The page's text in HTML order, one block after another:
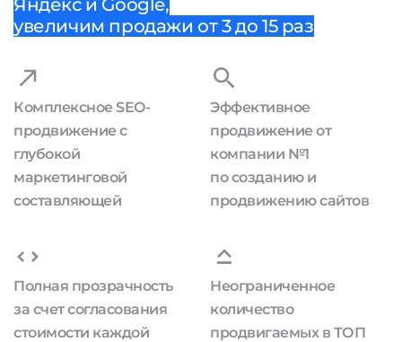
Яндекс и Google,
увеличим продажи от 3 до 15 раз
Комплексное SEO-
продвижение с
глубокой
маркетинговой
составляющей
Эффективное
продвижение от
компании №1
по созданию и
продвижению сайтов
Полная прозрачность
за счет согласования
стоимости каждой
Неограниченное
количество
продвигаемых в ТОП